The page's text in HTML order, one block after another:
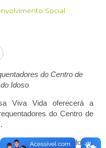
Social
do Centro de
Idoso
Viva Vida oferecerá a
do Centro de
Os interessados já